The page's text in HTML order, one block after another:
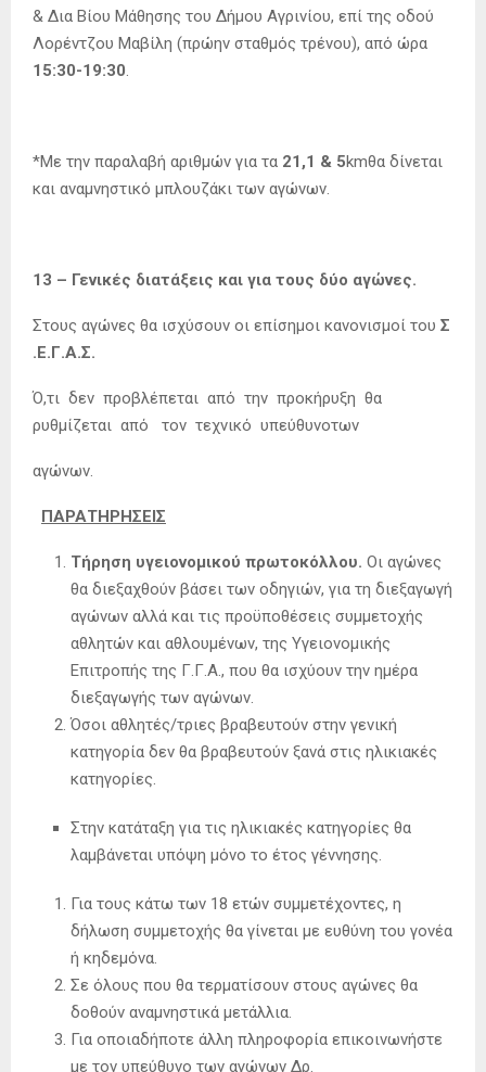
& Δια Βίου Μάθησης του Δήμου Αγρινίου, επί της οδού
Λορέντζου Μαβίλη (πρώην σταθμός τρένου), από ώρα
15:30-19:30.
*Με την παραλαβή αριθμών για τα 21,1 & 5kmθα δίνεται
και αναμνηστικό μπλουζάκι των αγώνων.
13 – Γενικές διατάξεις και για τους δύο αγώνες.
Στους αγώνες θα ισχύσουν οι επίσημοι κανονισμοί του Σ
.Ε.Γ.Α.Σ.
Ό,τι δεν προβλέπεται από την προκήρυξη θα
ρυθμίζεται από τον τεχνικό υπεύθυνοτων
αγώνων.
ΠΑΡΑΤΗΡΗΣΕΙΣ
Τήρηση υγειονομικού πρωτοκόλλου. Οι αγώνες
θα διεξαχθούν βάσει των οδηγιών, για τη διεξαγωγή
αγώνων αλλά και τις προϋποθέσεις συμμετοχής
αθλητών και αθλουμένων, της Υγειονομικής
Επιτροπής της Γ.Γ.Α., που θα ισχύουν την ημέρα
διεξαγωγής των αγώνων.
Όσοι αθλητές/τριες βραβευτούν στην γενική
κατηγορία δεν θα βραβευτούν ξανά στις ηλικιακές
κατηγορίες.
Στην κατάταξη για τις ηλικιακές κατηγορίες θα
λαμβάνεται υπόψη μόνο το έτος γέννησης.
Για τους κάτω των 18 ετών συμμετέχοντες, η
δήλωση συμμετοχής θα γίνεται με ευθύνη του γονέα
ή κηδεμόνα.
Σε όλους που θα τερματίσουν στους αγώνες θα
δοθούν αναμνηστικά μετάλλια.
Για οποιαδήποτε άλλη πληροφορία επικοινωνήστε
με τον υπεύθυνο των αγώνων Δρ.